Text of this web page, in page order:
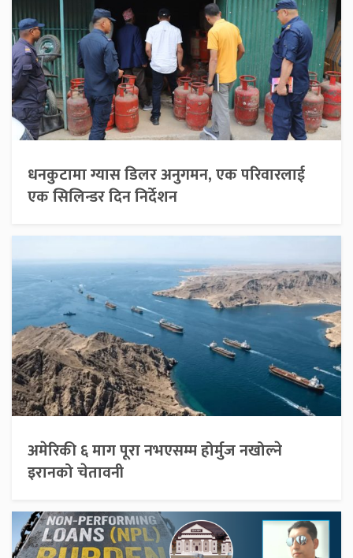
धनकुटामा ग्यास डिलर अनुगमन, एक परिवारलाई
एक सिलिन्डर दिन निर्देशन
अमेरिकी ६ माग पूरा नभएसम्म होर्मुज नखोल्ने
इरानको चेतावनी